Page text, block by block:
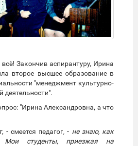
Закончив аспирантуру, Ирина
второе высшее образование в
"менеджмент культурно-
деятельности".
"Ирина Александровна, а что
- смеется педагог, - не знаю, как
Мои студенты, приезжая на